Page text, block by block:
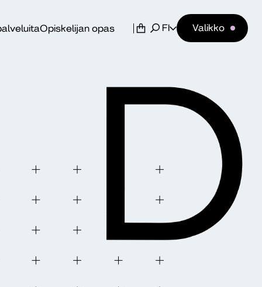
Opiskelijan opas FI Valikko